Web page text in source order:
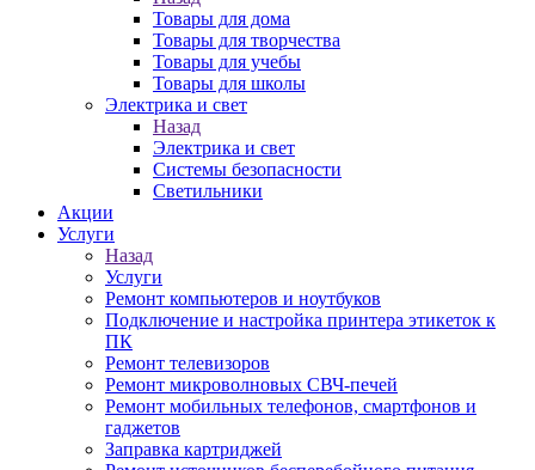
Товары для дома
Товары для творчества
Товары для учебы
Товары для школы
Электрика и свет
Назад
Электрика и свет
Системы безопасности
Светильники
Акции
Услуги
Назад
Услуги
Ремонт компьютеров и ноутбуков
Подключение и настройка принтера этикеток к
ПК
Ремонт телевизоров
Ремонт микроволновых СВЧ-печей
Ремонт мобильных телефонов, смартфонов и
гаджетов
Заправка картриджей